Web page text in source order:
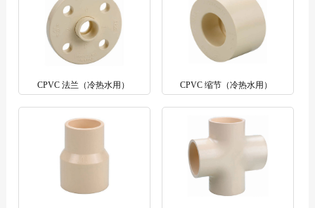
CPVC 法兰（冷热水用） CPVC 缩节（冷热水用）